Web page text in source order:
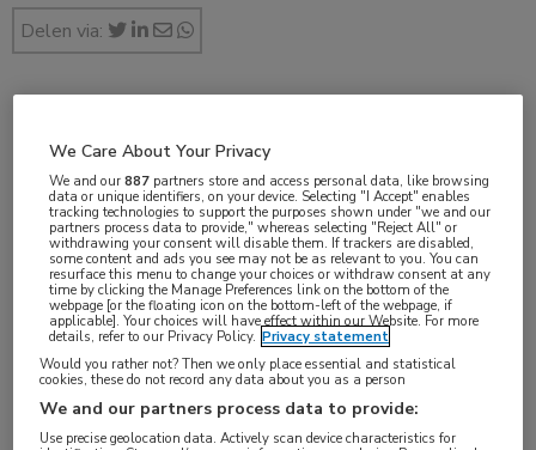
Delen via:
Assisted by AI
Vakgebieden:
Dermatologie
Aandachtsgebieden:
Eczeem
We Care About Your Privacy
We and our887 partners store and access personal data, like browsing
data or unique identifiers, on your device. Selecting "I Accept" enables
tracking technologies to support the purposes shown under "we and our
partners process data to provide," whereas selecting "Reject All" or
withdrawing your consent will disable them. If trackers are disabled,
some content and ads you see may not be as relevant to you. You can
resurface this menu to change your choices or withdraw consent at any
time by clicking the Manage Preferences link on the bottom of the
webpage [or the floating icon on the bottom-left of the webpage, if
applicable]. Your choices will have effect within our Website. For more
details, refer to our Privacy Policy. Privacy statement
Would you rather not? Then we only place essential and statistical
cookies, these do not record any data about you as a person
We and our partners process data to provide:
Use precise geolocation data. Actively scan device characteristics for